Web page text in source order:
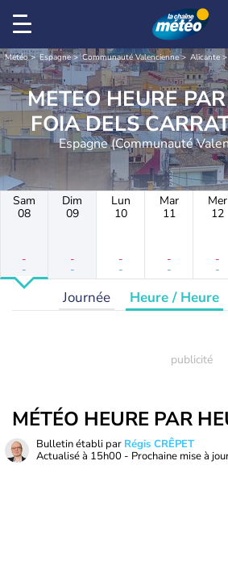
Météo Espagne Communauté Valencienne Alicante
METEO HEURE
FOIA DELS
Espagne (Communauté
Sam
08
-
-
Dim
09
-
-
Lun
10
-
-
Mar
11
-
-
Mer
12
-
-
Journée Heure / Heure
MÉTÉO HEURE PAR
Bulletin établi par Régis CRÊPET
Actualisé à 15h00 - Prochaine mise à